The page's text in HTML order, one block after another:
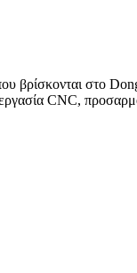
βρίσκονται
CNC,